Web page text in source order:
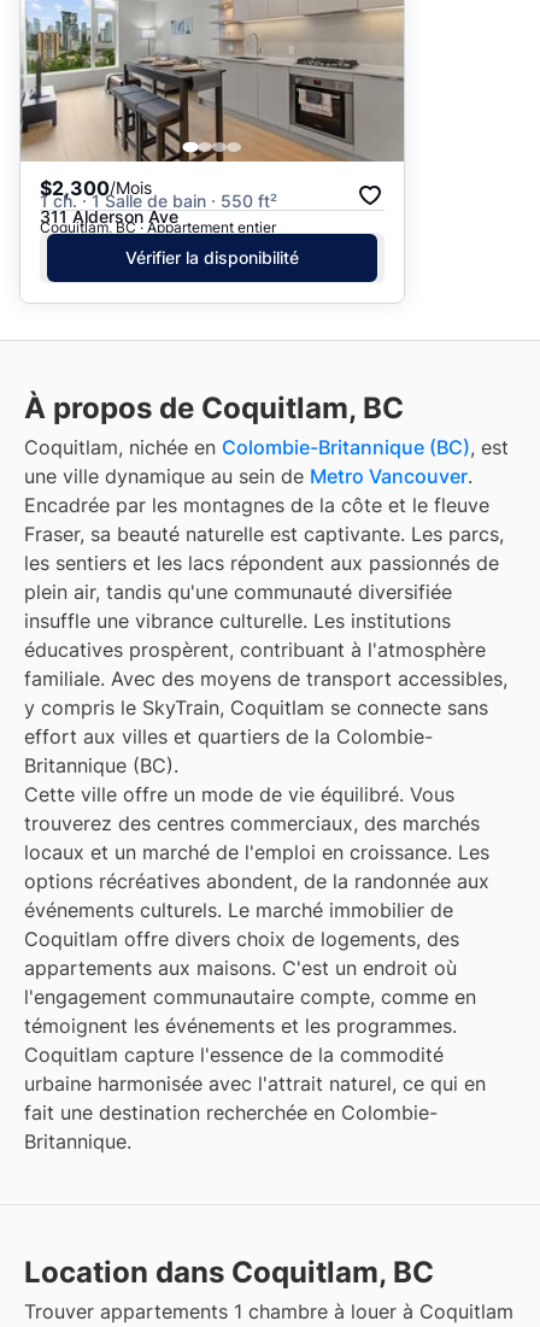
$2,300/Mois
1 ch. · 1 Salle de bain · 550 ft²
311 Alderson Ave
Coquitlam, BC · Appartement entier
Vérifier la disponibilité
À propos de Coquitlam, BC
Coquitlam, nichée en Colombie-Britannique (BC), est
une ville dynamique au sein de Metro Vancouver.
Encadrée par les montagnes de la côte et le fleuve
Fraser, sa beauté naturelle est captivante. Les parcs,
les sentiers et les lacs répondent aux passionnés de
plein air, tandis qu'une communauté diversifiée
insuffle une vibrance culturelle. Les institutions
éducatives prospèrent, contribuant à l'atmosphère
familiale. Avec des moyens de transport accessibles,
y compris le SkyTrain, Coquitlam se connecte sans
effort aux villes et quartiers de la Colombie-
Britannique (BC).
Cette ville offre un mode de vie équilibré. Vous
trouverez des centres commerciaux, des marchés
locaux et un marché de l'emploi en croissance. Les
options récréatives abondent, de la randonnée aux
événements culturels. Le marché immobilier de
Coquitlam offre divers choix de logements, des
appartements aux maisons. C'est un endroit où
l'engagement communautaire compte, comme en
témoignent les événements et les programmes.
Coquitlam capture l'essence de la commodité
urbaine harmonisée avec l'attrait naturel, ce qui en
fait une destination recherchée en Colombie-
Britannique.
Location dans Coquitlam, BC
Trouver appartements 1 chambre à louer à Coquitlam